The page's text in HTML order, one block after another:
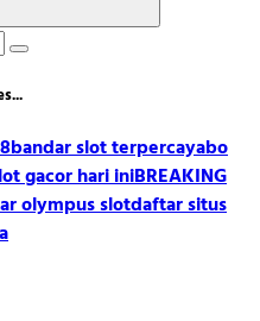
bandar slot terpercayabo
gacor hari iniBREAKING
olympus slotdaftar situs